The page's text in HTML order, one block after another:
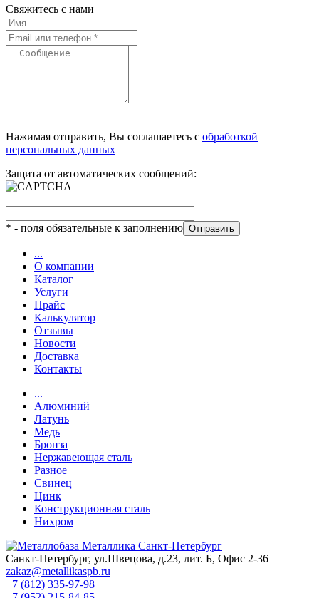
Свяжитесь с нами
Нажимая отправить, Вы соглашаетесь с обработкой
персональных данных
Защита от автоматических сообщений:
* - поля обязательные к заполнению
...
О компании
Каталог
Услуги
Прайс
Калькулятор
Отзывы
Новости
Доставка
Контакты
...
Алюминий
Латунь
Медь
Бронза
Нержавеющая сталь
Разное
Свинец
Цинк
Конструкционная сталь
Нихром
Санкт-Петербург, ул.Швецова, д.23, лит. Б, Офис 2-36
zakaz@metallikaspb.ru
+7 (812) 335-97-98